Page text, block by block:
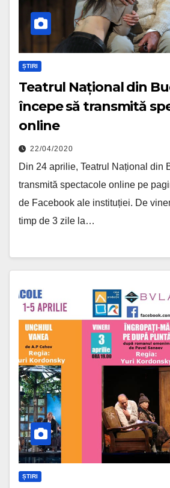
ȘTIRI
Teatrul Național din
începe să transmită
online
22/04/2020
Din 24 aprilie, Teatrul Național din
transmită spectacole online pe
de Facebook ale instituției. De
timp de 3 zile la…
ȘTIRI